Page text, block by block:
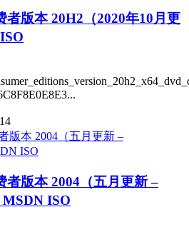
者版本 20H2（2020年10月更
者版本 2004（五月更新 –
MSDN ISO